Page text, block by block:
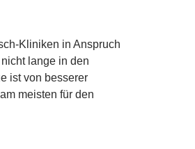
Kliniken in Anspruch
lange in den
ist von besserer
meisten für den